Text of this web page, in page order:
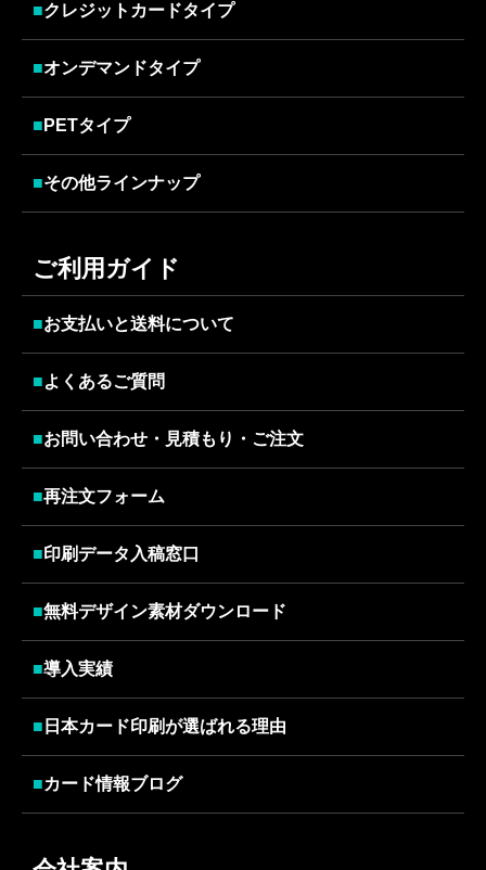
■クレジットカードタイプ
■オンデマンドタイプ
■ PETタイプ
■その他ラインナップ
ご利用ガイド
■お支払いと送料について
■よくあるご質問
■お問い合わせ・見積もり・ご注文
■再注文フォーム
■印刷データ入稿窓口
■無料デザイン素材ダウンロード
■導入実績
■ 日本カード印刷が選ばれる理由
■カード情報ブログ